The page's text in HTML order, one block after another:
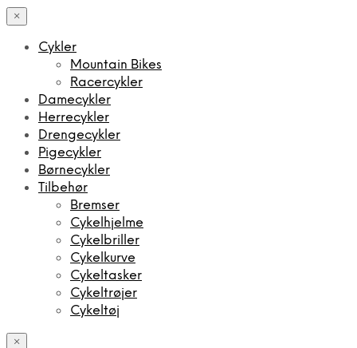
×
Cykler
Mountain Bikes
Racercykler
Damecykler
Herrecykler
Drengecykler
Pigecykler
Børnecykler
Tilbehør
Bremser
Cykelhjelme
Cykelbriller
Cykelkurve
Cykeltasker
Cykeltrøjer
Cykeltøj
×